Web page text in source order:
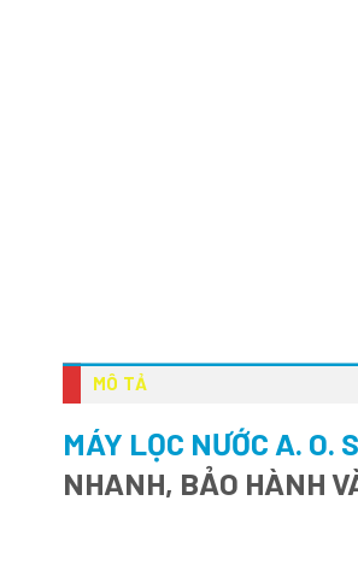
MÔ TẢ
MÁY LỌC NƯỚC A. O.
NHANH, BẢO HÀNH